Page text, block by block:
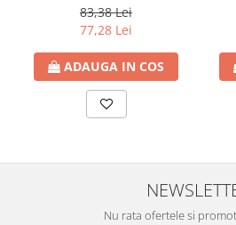
83,38 Lei
77,28 Lei
ADAUGA IN COS
Nu rata ofertele si